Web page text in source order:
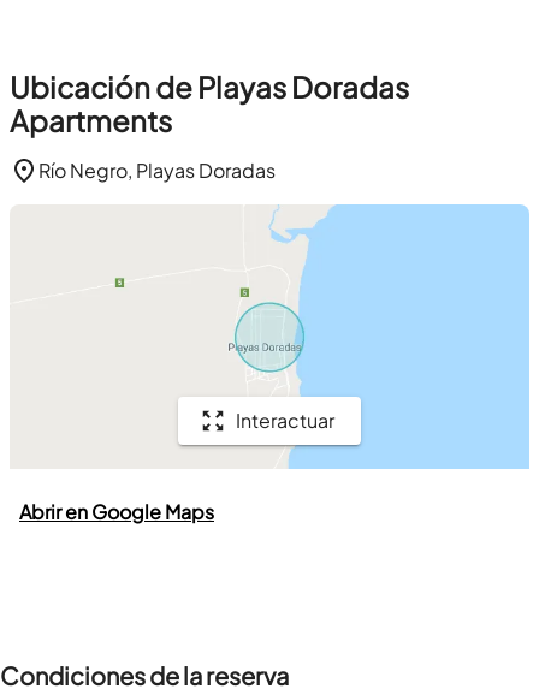
Ubicación de Playas Doradas
Apartments
Río Negro, Playas Doradas
Interactuar
Abrir en Google Maps
Condiciones de la reserva